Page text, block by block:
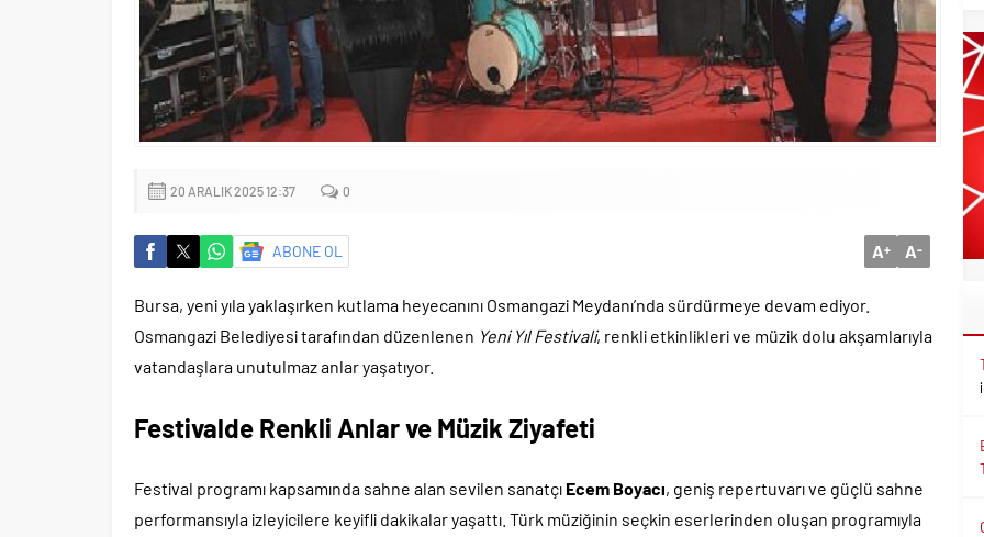
20 ARALIK 2025 12:37 0
ABONE OL A+ A-
Bursa, yeni yıla yaklaşırken kutlama heyecanını Osmangazi Meydanı’nda sürdürmeye devam ediyor.
Osmangazi Belediyesi tarafından düzenlenen Yeni Yıl Festivali, renkli etkinlikleri ve müzik dolu akşamlarıyla
vatandaşlara unutulmaz anlar yaşatıyor.
Festivalde Renkli Anlar ve Müzik Ziyafeti
Festival programı kapsamında sahne alan sevilen sanatçı Ecem Boyacı, geniş repertuvarı ve güçlü sahne
performansıyla izleyicilere keyifli dakikalar yaşattı. Türk müziğinin seçkin eserlerinden oluşan programıyla